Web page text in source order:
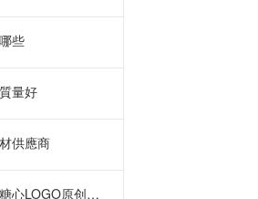
些
量好
供應商
健身器材十大品牌糖心LOGO原创视频